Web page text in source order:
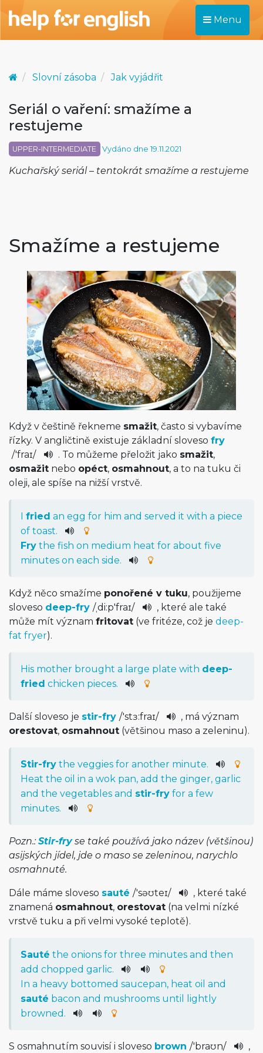
Menu
Slovní zásoba Jak vyjádřit
Seriál o vaření: smažíme a
restujeme
UPPER-INTERMEDIATE Vydáno dne 19.11.2021
Kuchařský seriál – tentokrát smažíme a restujeme
Smažíme a restujeme
Když v češtině řekneme smažit, často si vybavíme
řízky. V angličtině existuje základní sloveso fry
/'fraɪ/ . To můžeme přeložit jako smažit,
osmažit nebo opéct, osmahnout, a to na tuku či
oleji, ale spíše na nižší vrstvě.
fried an egg for him and served it with a piece
of toast.
Fry the fish on medium heat for about five
minutes on each side.
Když něco smažíme ponořené v tuku, použijeme
sloveso deep-fry /ˌdi:p'fra­ɪ/
, které ale také
může mít význam fritovat (ve fritéze, což je deep-
fat fryer).
His mother brought a large plate with deep-
fried chicken pieces.
Další sloveso je stir-fry /'stɜ:fraɪ­/
, má význam
orestovat, osmahnout (většinou maso a zeleninu).
Stir-fry the veggies for another minute.
Heat the oil in a wok pan, add the ginger, garlic
and the vegetables and stir-fry for a few
minutes.
Pozn.: Stir-fryse také používá jako název (většinou)
asijských jídel, jde o maso se zeleninou, narychlo
osmahnuté.
Dále máme sloveso sauté /'səʊteɪ/
, které také
znamená osmahnout, orestovat (na velmi nízké
vrstvě tuku a při velmi vysoké teplotě).
Sauté the onions for three minutes and then
add chopped garlic.
In a heavy bottomed saucepan, heat oil and
sauté bacon and mushrooms until
lightly
browned .
S osmahnutím souvisí i sloveso brown /'braʊn/ ,